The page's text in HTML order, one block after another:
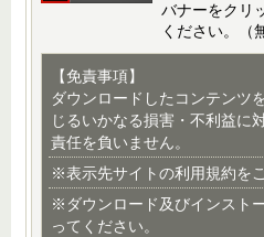
バナーをクリ
ください。（
【免責事項】
ダウンロードしたコンテンツ
じるいかなる損害・不利益に
責任を負いません。
※表示先サイトの利用規約を
※ダウンロード及びインスト
ってください。